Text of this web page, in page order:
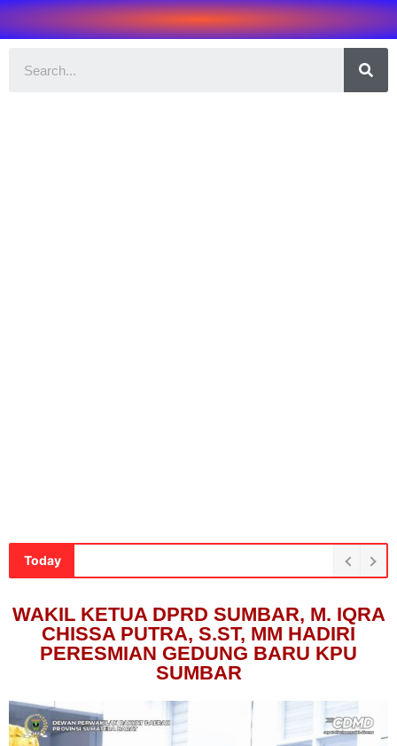
Today
WAKIL KETUA DPRD SUMBAR, M. IQRA
CHISSA PUTRA, S.ST, MM HADIRI
PERESMIAN GEDUNG BARU KPU
SUMBAR